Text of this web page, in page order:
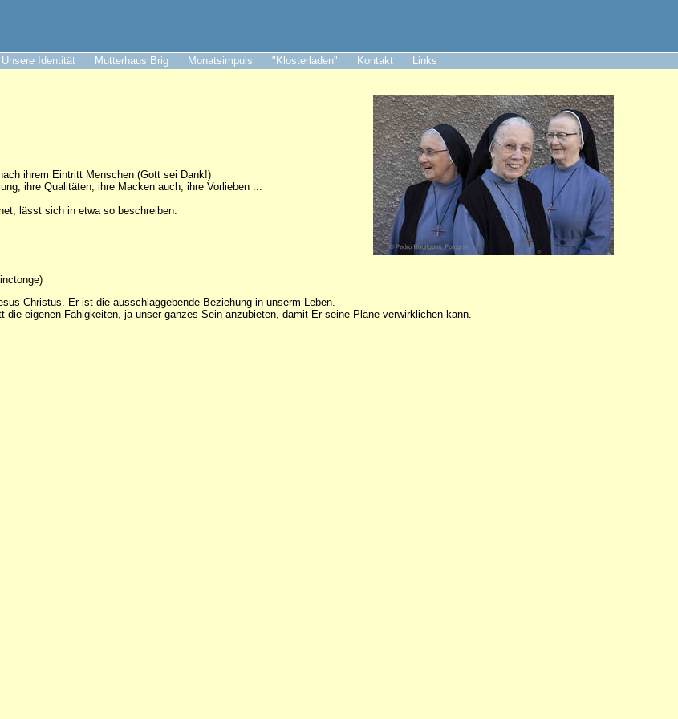
Unsere Identität Mutterhaus Brig Monatsimpuls "Klosterladen" Kontakt Links
ihrem Eintritt Menschen (Gott sei Dank!)
ihre Qualitäten, ihre Macken auch, ihre Vorlieben ...
lässt sich in etwa so beschreiben:
Christus. Er ist die ausschlaggebende Beziehung in unserm Leben.
die eigenen Fähigkeiten, ja unser ganzes Sein anzubieten, damit Er seine Pläne verwirklichen kann.